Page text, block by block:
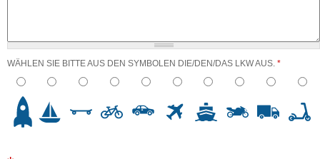
WÄHLEN SIE BITTE AUS DEN SYMBOLEN DIE/DEN/DAS LKW AUS. *